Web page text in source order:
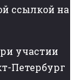
ссылкой на
участии
Петербург